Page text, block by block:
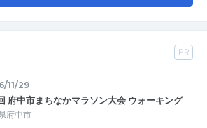
PR
11/29
府中市まちなかマラソン大会 ウォーキング
府中市